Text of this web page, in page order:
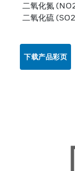
二氧化氮
二氧化硫
下载产品彩页